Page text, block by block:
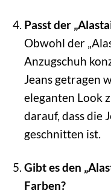
Passt der
Obwohl der
Anzugschuh
Jeans getragen
eleganten Look
darauf, dass die
geschnitten ist.
Gibt es den
Farben?